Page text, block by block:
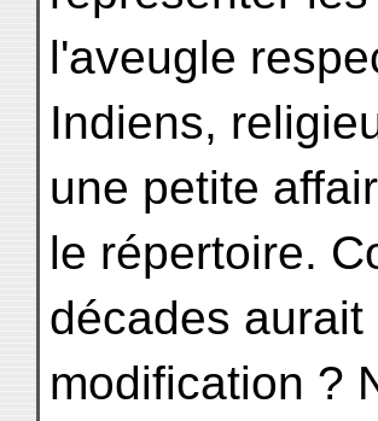
l'aveugle
Indiens,
une petite
le répertoire.
décades
modification ?